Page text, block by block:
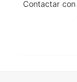
Contactar